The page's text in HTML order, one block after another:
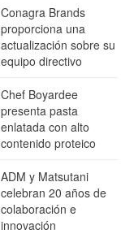
Conagra Brands
proporciona una
actualización sobre su
equipo directivo
Chef Boyardee
presenta pasta
enlatada con alto
contenido proteico
ADM y Matsutani
celebran 20 años de
colaboración e
innovación